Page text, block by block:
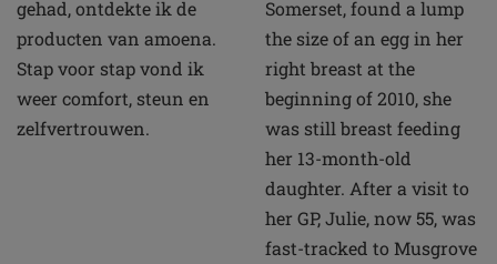
gehad, ontdekte ik de
producten van amoena.
Stap voor stap vond ik
weer comfort, steun en
zelfvertrouwen.
Somerset, found a lump
the size of an egg in her
right breast at the
beginning of 2010, she
was still breast feeding
her 13-month-old
daughter. After a visit to
her GP, Julie, now 55, was
fast-tracked to Musgrove